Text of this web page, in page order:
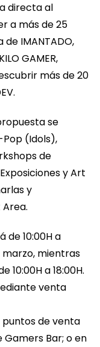
directa al
a más de 25
IMANTADO,
GAMER,
más de 20
se
(Idols),
de
y Art
y
de 10:00H a
marzo, mientras
10:00H a 18:00H.
venta
de venta
Bar; o en